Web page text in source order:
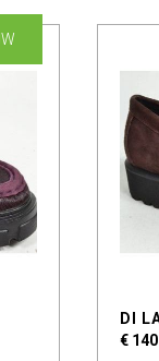
DI
€ 140